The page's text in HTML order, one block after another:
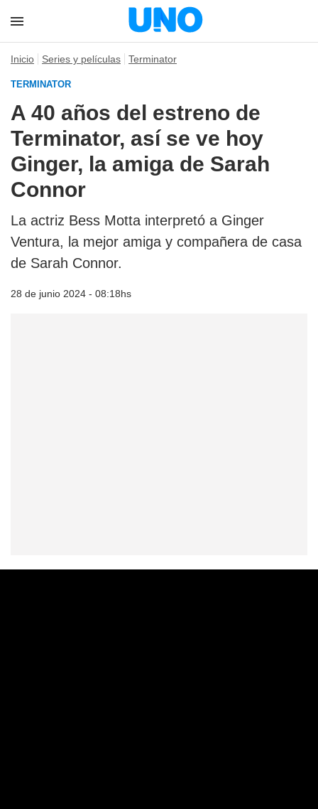
Inicio Series y películas Terminator
TERMINATOR
A 40 años del estreno de
Terminator, así se ve hoy
Ginger, la amiga de Sarah
Connor
La actriz Bess Motta interpretó a Ginger
Ventura, la mejor amiga y compañera de casa
de Sarah Connor.
28 de junio 2024 - 08:18hs